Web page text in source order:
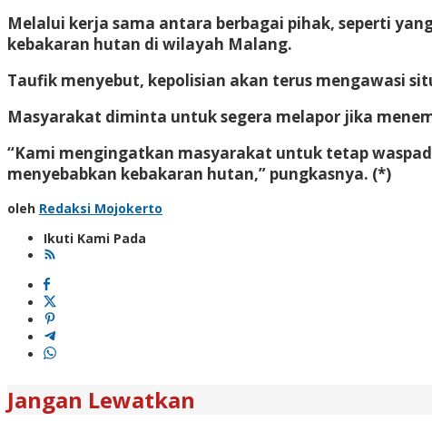
Melalui kerja sama antara berbagai pihak, seperti
kebakaran hutan di wilayah Malang.
Taufik menyebut, kepolisian akan terus mengawasi
Masyarakat diminta untuk segera melapor jika
“Kami mengingatkan masyarakat untuk tetap
menyebabkan kebakaran hutan,” pungkasnya. (*)
oleh Redaksi Mojokerto
Ikuti Kami Pada
Jangan Lewatkan